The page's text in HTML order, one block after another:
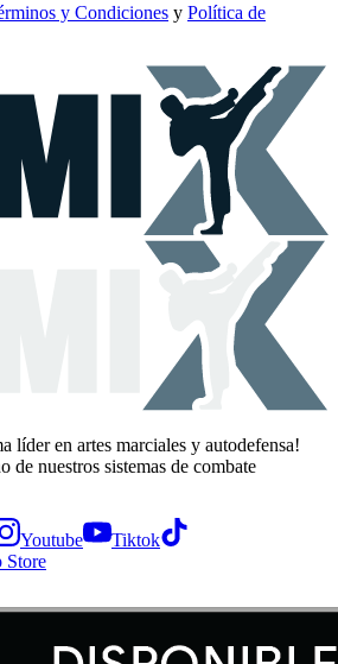
y Condiciones y Política de
líder en artes marciales y autodefensa!
de nuestros sistemas de combate
Youtube Tiktok